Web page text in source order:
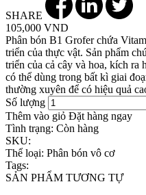
SHARE
105,000 VND
Phân bón B1 Grofer chứa
triển của thực vật. Sản phẩm
triển của cả cây và hoa, kích ra
có thể dùng trong bất kì giai
thường xuyên để có hiệu quả
Số lượng
Thêm vào giỏ Đặt hàng ngay
Tình trạng: Còn hàng
SKU:
Thể loại: Phân bón vô cơ
Tags:
SẢN PHẨM TƯƠNG TỰ